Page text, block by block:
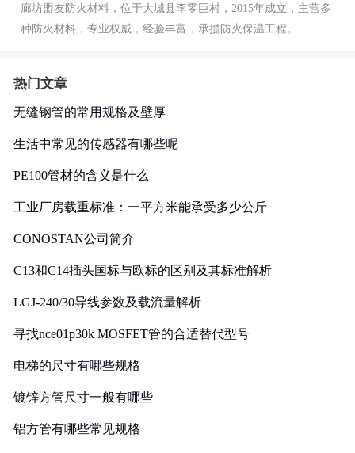
廊坊盟友防火材料，位于大城县李零巨村，2015年成立，主营多
种防火材料，专业权威，经验丰富，承揽防火保温工程。
热门文章
无缝钢管的常用规格及壁厚
生活中常见的传感器有哪些呢
PE100管材的含义是什么
工业厂房载重标准：一平方米能承受多少公斤
CONOSTAN公司简介
C13和C14插头国标与欧标的区别及其标准解析
LGJ-240/30导线参数及载流量解析
寻找nce01p30k MOSFET管的合适替代型号
电梯的尺寸有哪些规格
镀锌方管尺寸一般有哪些
铝方管有哪些常见规格